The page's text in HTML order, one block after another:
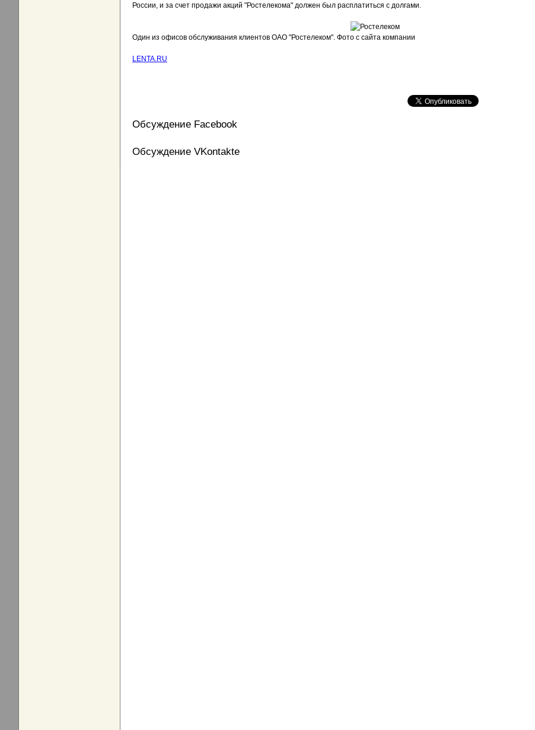
России, и за счет продажи акций "Ростелекома" должен был расплатиться с долгами.
Один из офисов обслуживания клиентов ОАО "Ростелеком". Фото с сайта компании
LENTA.RU
Обсуждение Facebook
Обсуждение VKontakte